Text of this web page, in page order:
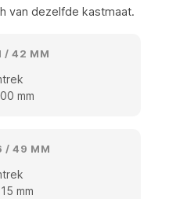
van dezelfde kastmaat.
/ 42 MM
mm
/ 49 MM
mm